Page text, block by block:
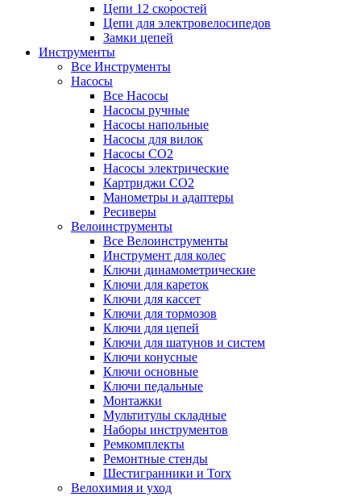
Цепи 12 скоростей
Цепи для электровелосипедов
Замки цепей
Инструменты
Все Инструменты
Насосы
Все Насосы
Насосы ручные
Насосы напольные
Насосы для вилок
Насосы CO2
Насосы электрические
Картриджи CO2
Манометры и адаптеры
Ресиверы
Велоинструменты
Все Велоинструменты
Инструмент для колес
Ключи динамометрические
Ключи для кареток
Ключи для кассет
Ключи для тормозов
Ключи для цепей
Ключи для шатунов и систем
Ключи конусные
Ключи основные
Ключи педальные
Монтажки
Мультитулы складные
Наборы инструментов
Ремкомплекты
Ремонтные стенды
Шестигранники и Torx
Велохимия и уход